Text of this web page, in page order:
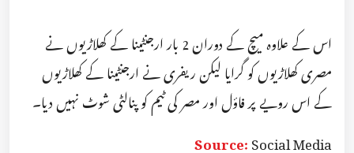
اس کے علاوہ میچ کے دوران 2 بار ارجنٹینا کے کھلاڑیوں نے
مصری کھلاڑیوں کو گرایا لیکن ریفری نے ارجنٹینا کے کھلاڑیوں
کے اس رویے پر فاؤل اور مصر کی ٹیم کو پنالٹی شوٹ نہیں دیا۔
Source:Social Media